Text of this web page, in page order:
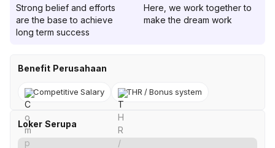
Strong belief and efforts
are the base to achieve
long term success
Here, we work together to
make the dream work
Benefit Perusahaan
Competitive Salary THR / Bonus system
Loker Serupa